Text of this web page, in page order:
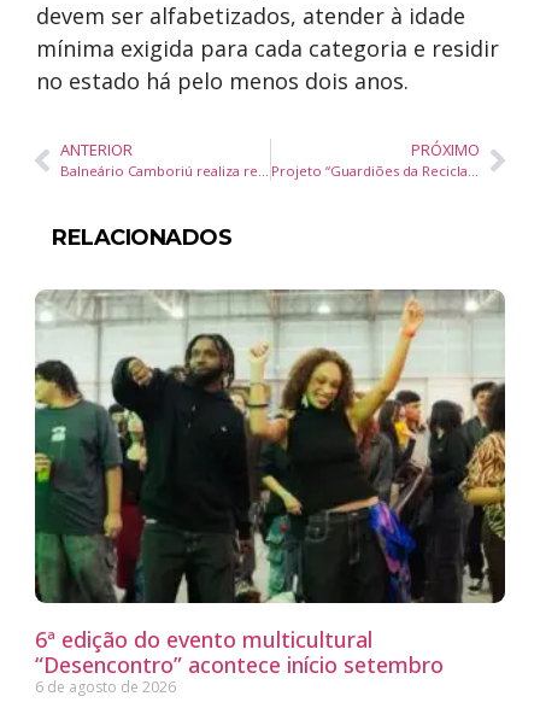
devem ser alfabetizados, atender à idade
mínima exigida para cada categoria e residir
no estado há pelo menos dois anos.
ANTERIOR
Balneário Camboriú realiza reunião pública sobre concessão da Passarela da Barra na próxima segunda-feira
PRÓXIMO
Projeto “Guardiões da Reciclagem” é lançado em escolas de Balneário Piçarras para incentivar coleta seletiva
RELACIONADOS
6ª edição do evento multicultural
“Desencontro” acontece início setembro
6 de agosto de 2026